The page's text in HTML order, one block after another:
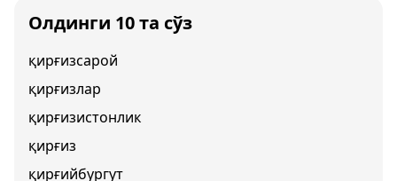
Олдинги 10 та сўз
қирғизсарой
қирғизлар
қирғизистонлик
қирғиз
қирғийбургут